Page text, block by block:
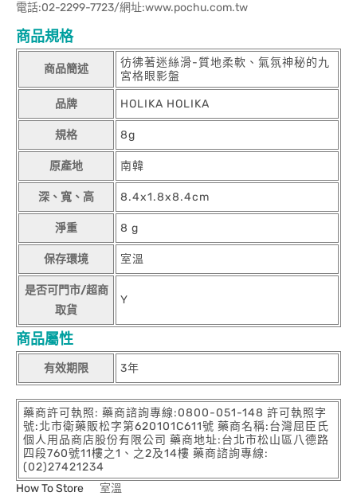
電話:02-2299-7723/網址:www.pochu.com.tw
商品規格
商品簡述
彷彿著迷絲滑-質地柔軟、氣氛神秘的九
宮格眼影盤
品牌 HOLIKA HOLIKA
規格 8g
原產地 南韓
深、寬、高 8.4x1.8x8.4cm
淨重 8 g
保存環境 室溫
是否可門市/超商
取貨
Y
商品屬性
有效期限 3年
藥商許可執照: 藥商諮詢專線:0800-051-148 許可執照字
號:北市衛藥販松字第620101C611號 藥商名稱:台灣屈臣氏
個人用品商店股份有限公司 藥商地址:台北市松山區八德路
四段760號11樓之1、之2及14樓 藥商諮詢專線:
(02)27421234
How To Store
室溫